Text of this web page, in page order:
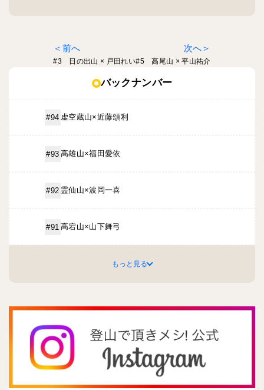
前へ
#3 日の出山 × 戸田れい#5 高尾山 × 平山祐介
次へ
バックナンバー
#94 虚空蔵山×近藤頌利
#93 高雄山×福田愛依
#92 霊仙山×波岡一喜
#91 高宕山×山下舞弓
もっと見る